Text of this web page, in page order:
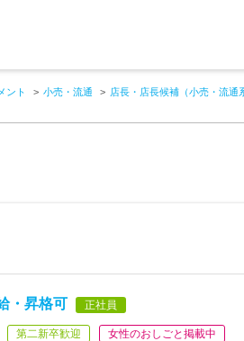
ント 小売・流通
店長・店長候補（小売・流通
・昇格可 正社員
第二新卒歓迎 女性のおしごと掲載中